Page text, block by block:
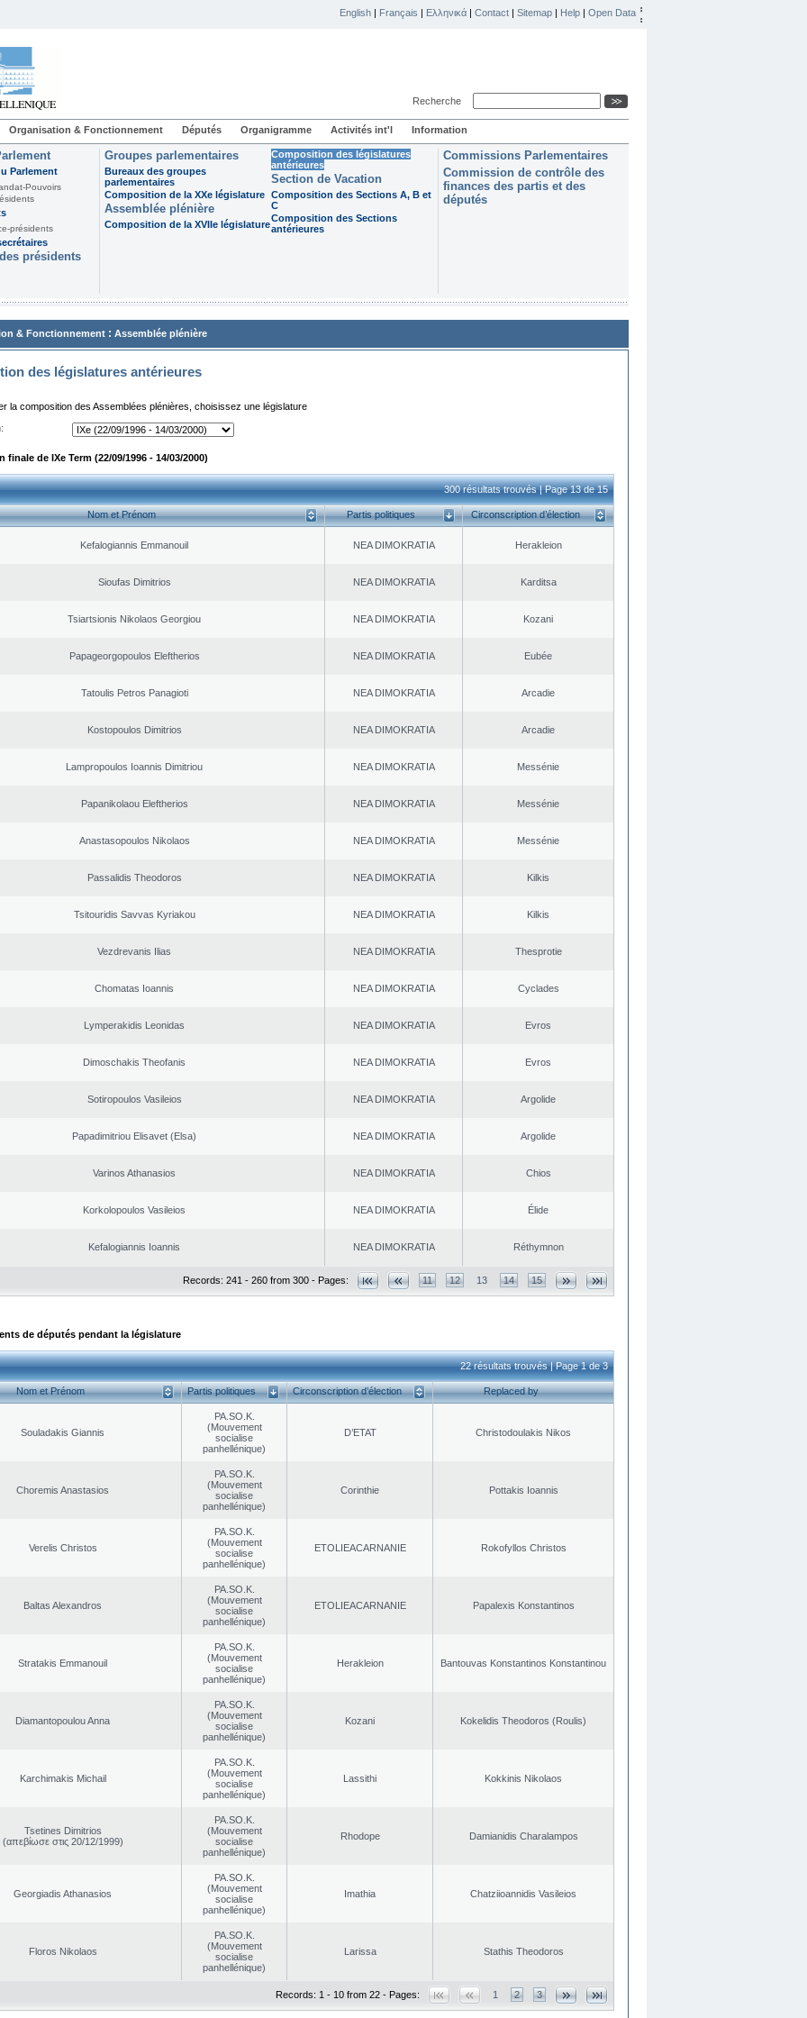
English | Français | Ελληνικά | Contact | Sitemap | Help | Open Data
Recherche
Organisation & Fonctionnement Députés Organigramme Activités int'l Information
Parlement
Pouvoirs
présidents
présidents
Groupes parlementaires
Bureaux des groupes
parlementaires
Composition de la XXe législature
Assemblée plénière
Composition de la XVIIe législature
Composition des législatures
antérieures
Section de Vacation
Composition des Sections A, B et
C
Composition des Sections
antérieures
Commissions Parlementaires
Commission de contrôle des
finances des partis et des
députés
& Fonctionnement : Assemblée plénière
des législatures antérieures
la composition des Assemblées plénières, choisissez une législature
finale de IXe Term (22/09/1996 - 14/03/2000)
300 résultats trouvés | Page 13 de 15
Nom et Prénom Partis politiques Circonscription d’élection
Kefalogiannis Emmanouil NEA DΙMOKRATIA Herakleion
Sioufas Dimitrios NEA DΙMOKRATIA Karditsa
Tsiartsionis Nikolaos Georgiou NEA DΙMOKRATIA Kozani
Papageorgopoulos Eleftherios NEA DΙMOKRATIA Eubée
Tatoulis Petros Panagioti NEA DΙMOKRATIA Arcadie
Kostopoulos Dimitrios NEA DΙMOKRATIA Arcadie
Lampropoulos Ioannis Dimitriou NEA DΙMOKRATIA Messénie
Papanikolaou Eleftherios NEA DΙMOKRATIA Messénie
Anastasopoulos Nikolaos NEA DΙMOKRATIA Messénie
Passalidis Theodoros NEA DΙMOKRATIA Kilkis
Tsitouridis Savvas Kyriakou NEA DΙMOKRATIA Kilkis
Vezdrevanis Ilias NEA DΙMOKRATIA Thesprotie
Chomatas Ioannis NEA DΙMOKRATIA Cyclades
Lymperakidis Leonidas NEA DΙMOKRATIA Evros
Dimoschakis Theofanis NEA DΙMOKRATIA Evros
Sotiropoulos Vasileios NEA DΙMOKRATIA Argolide
Papadimitriou Elisavet (Elsa) NEA DΙMOKRATIA Argolide
Varinos Athanasios NEA DΙMOKRATIA Chios
Korkolopoulos Vasileios NEA DΙMOKRATIA Élide
Kefalogiannis Ioannis NEA DΙMOKRATIA Réthymnon
Records: 241 - 260 from 300 - Pages: 11 12 13 14 15
de députés pendant la législature
22 résultats trouvés | Page 1 de 3
Nom et Prénom Partis politiques Circonscription d’élection Replaced by
Souladakis Giannis
PA.SO.K.
(Mouvement
socialise
panhellénique)
D’ETAT Christodoulakis Nikos
Choremis Anastasios
PA.SO.K.
(Mouvement
socialise
panhellénique)
Corinthie Pottakis Ioannis
Verelis Christos
PA.SO.K.
(Mouvement
socialise
panhellénique)
EΤOLIEACARNANIE Rokofyllos Christos
Baltas Alexandros
PA.SO.K.
(Mouvement
socialise
panhellénique)
EΤOLIEACARNANIE Papalexis Konstantinos
Stratakis Emmanouil
PA.SO.K.
(Mouvement
socialise
panhellénique)
Herakleion Bantouvas Konstantinos Konstantinou
Diamantopoulou Anna
PA.SO.K.
(Mouvement
socialise
panhellénique)
Kozani Kokelidis Theodoros (Roulis)
Karchimakis Michail
PA.SO.K.
(Mouvement
socialise
panhellénique)
Lassithi Kokkinis Nikolaos
Tsetines Dimitrios
(απεβίωσε στις 20/12/1999)
PA.SO.K.
(Mouvement
socialise
panhellénique)
Rhodope Damianidis Charalampos
Georgiadis Athanasios
PA.SO.K.
(Mouvement
socialise
panhellénique)
Imathia Chatziioannidis Vasileios
Floros Nikolaos
PA.SO.K.
(Mouvement
socialise
panhellénique)
Larissa Stathis Theodoros
Records: 1 - 10 from 22 - Pages: 1 2 3